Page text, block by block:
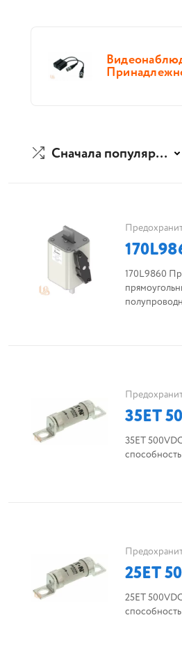
Сначала популярные
170L9860 Предохранитель быстродействующий, 630 A, AC 1600 V, aR, размер - 3, 74 x 92 x 171 мм, IEC, одинарный индикатор,
35ET
35ET 500VDC 35.0A, AR
25ET
25ET